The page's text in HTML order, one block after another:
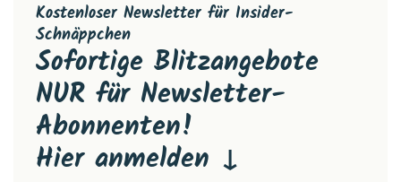
Kostenloser Newsletter für Insider-
Schnäppchen
Sofortige Blitzangebote
NUR für Newsletter-
Abonnenten!
Hier anmelden ↓